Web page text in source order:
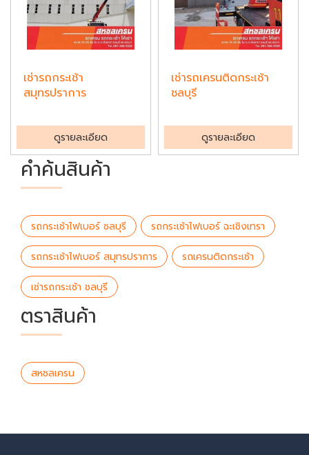
เช่ารถกระเช้า
สมุทรปราการ
ดูรายละเอียด
เช่ารถเครนติดกระเช้า
ชลบุรี
ดูรายละเอียด
คำค้นสินค้า
รถกระเช้าไฟเบอร์ ชลบุรี รถกระเช้าไฟเบอร์ ฉะเชิงเทรา
รถกระเช้าไฟเบอร์ สมุทรปราการ รถเครนติดกระเช้า
เช่ารถกระเช้า ชลบุรี
ตราสินค้า
สหชลเครน